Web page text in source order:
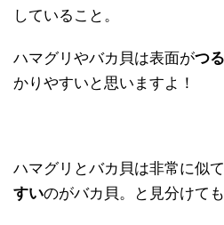
していること。
ハマグリやバカ貝は表面がつ
かりやすいと思いますよ！
ハマグリとバカ貝は非常に似て
すいのがバカ貝。と見分けて